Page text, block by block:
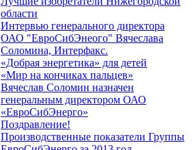
области
Интервью генерального директора
ОАО "ЕвроСибЭнеого" Вячеслава
Соломина, Интерфакс.
«Добрая энергетика» для детей
«Мир на кончиках пальцев»
Вячеслав Соломин назначен
генеральным директором ОАО
«ЕвроСибЭнерго»
Поздравление!
Производственные показатели Группы